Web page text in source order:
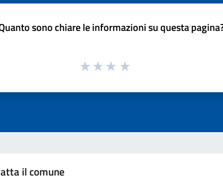
sono chiare le informazioni su questa
il comune